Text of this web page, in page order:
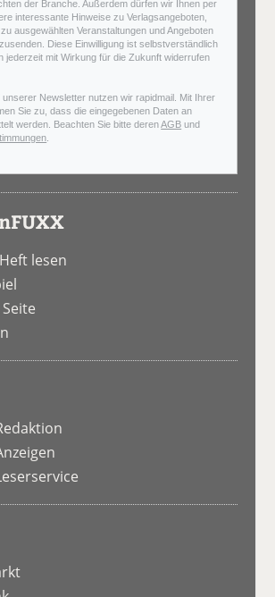
der Branche. Außerdem dürfen wir Ihnen per
interessante Hinweise zu Verlagsangeboten,
ausgewählten Veranstaltungen und Angeboten
Diese Einwilligung ist selbstverständlich
jederzeit mit Wirkung für die Zukunft widerrufen
unserer Newsletter nutzen wir rapidmail. Mit Ihrer
Sie zu, dass die eingegebenen Daten an
werden. Beachten Sie bitte derenAGB und
lesen